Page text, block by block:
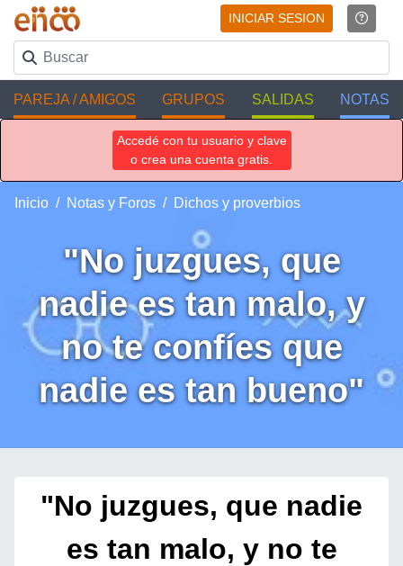
INICIAR SESION
PAREJA / AMIGOS GRUPOS SALIDAS NOTAS
Accedé con tu usuario y clave
o crea una cuenta gratis.
Inicio Notas y Foros Dichos y proverbios
"No juzgues, que
nadie es tan malo, y
no te confíes que
nadie es tan bueno"
"No juzgues, que nadie
es tan malo, y no te